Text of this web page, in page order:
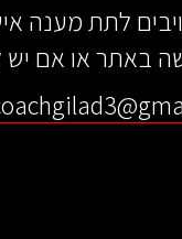
לתת מענה
באתר או אם